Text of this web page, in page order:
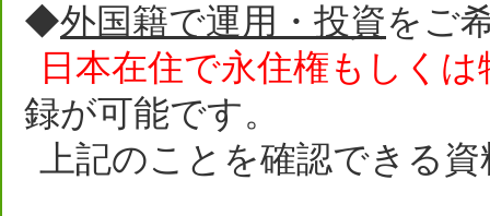
◆外国籍で運用・投資をご
日本在住で永住権もしく
録が可能です。
上記のことを確認できる